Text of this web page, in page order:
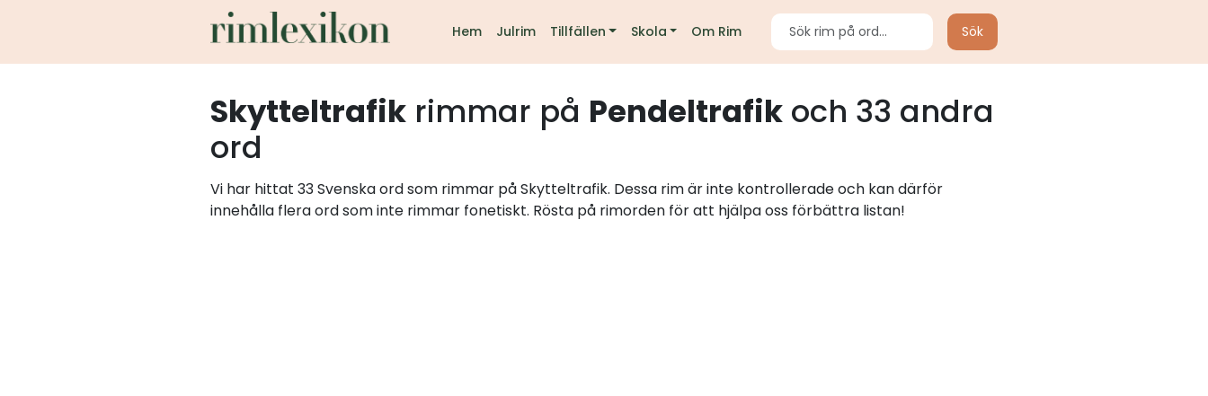
Hem Julrim Tillfällen Skola Om Rim Sök
Skytteltrafik rimmar på Pendeltrafik och 33 andra
ord
Vi har hittat 33 Svenska ord som rimmar på Skytteltrafik. Dessa rim är inte kontrollerade och kan därför
innehålla flera ord som inte rimmar fonetiskt. Rösta på rimorden för att hjälpa oss förbättra listan!